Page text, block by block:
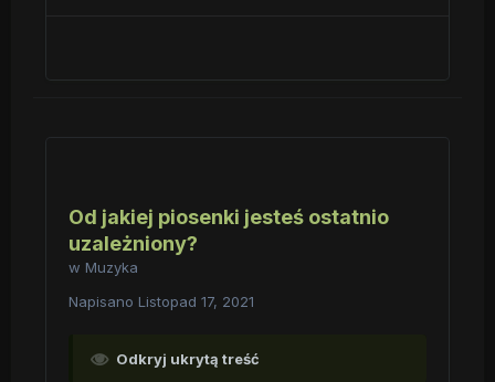
Od jakiej piosenki jesteś ostatnio
uzależniony?
w Muzyka
Napisano Listopad 17, 2021
Odkryj ukrytą treść